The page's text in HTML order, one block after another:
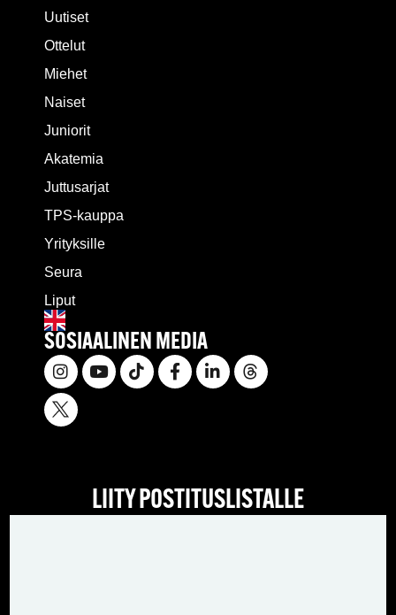
Uutiset
Ottelut
Miehet
Naiset
Juniorit
Akatemia
Juttusarjat
TPS-kauppa
Yrityksille
Seura
Liput
SOSIAALINEN MEDIA
LIITY POSTITUSLISTALLE